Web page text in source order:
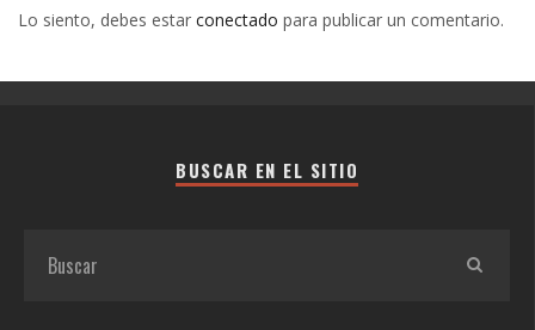
Lo siento, debes estar conectado para publicar un comentario.
BUSCAR EN EL SITIO